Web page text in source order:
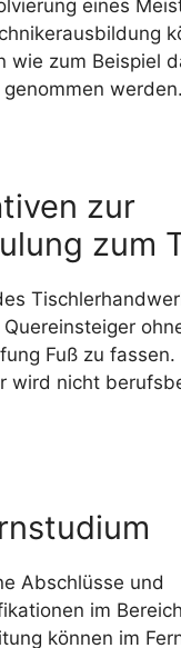
eines
wie zum Beispiel
werden.
zur
zum
Fuß zu
wird nicht
Abschlüsse und
im
können im